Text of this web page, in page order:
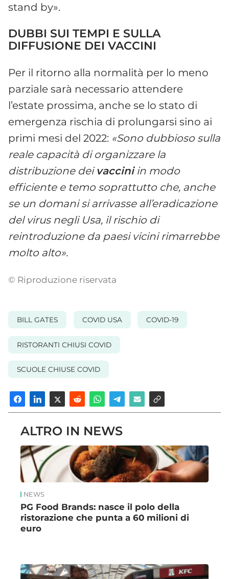
stand by».
DUBBI SUI TEMPI E SULLA
DIFFUSIONE DEI VACCINI
Per il ritorno alla normalità per lo meno
parziale sarà necessario attendere
l’estate prossima, anche se lo stato di
emergenza rischia di prolungarsi sino ai
primi mesi del 2022: «Sono dubbioso sulla
reale capacità di organizzare la
distribuzione dei vacciniin modo
efficiente e temo soprattutto che, anche
se un domani si arrivasse all’eradicazione
del virus negli Usa, il rischio di
reintroduzione da paesi vicini rimarrebbe
molto alto».
© Riproduzione riservata
BILL GATES COVID USA COVID-19
RISTORANTI CHIUSI COVID
SCUOLE CHIUSE COVID
ALTRO IN NEWS
NEWS
PG Food Brands: nasce il polo della
ristorazione che punta a 60 milioni di
euro